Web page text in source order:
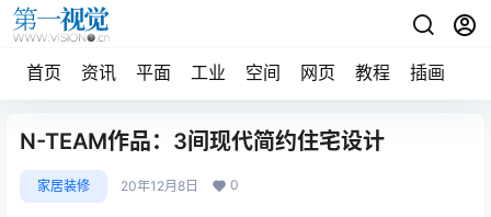
首页 资讯 平面 工业 空间 网页 教程 插画
N-TEAM作品：3间现代简约住宅设计
家居装修 20年12月8日 0